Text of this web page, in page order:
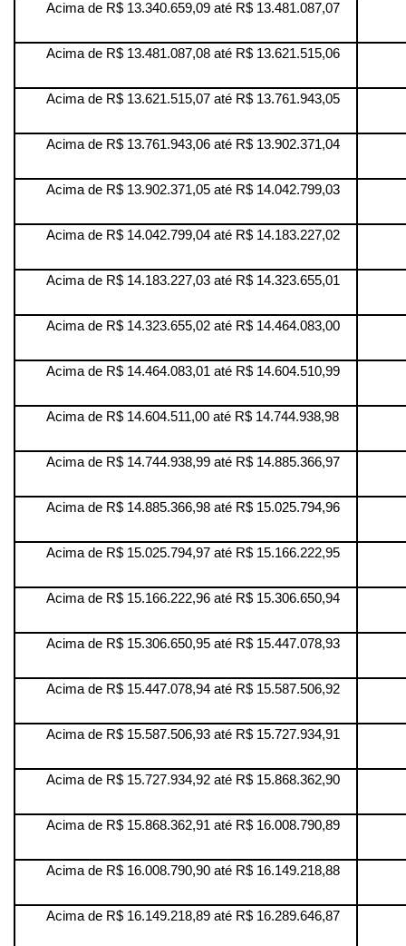
Acima de R$ 13.340.659,09 até R$ 13.481.087,07
Acima de R$ 13.481.087,08 até R$ 13.621.515,06
Acima de R$ 13.621.515,07 até R$ 13.761.943,05
Acima de R$ 13.761.943,06 até R$ 13.902.371,04
Acima de R$ 13.902.371,05 até R$ 14.042.799,03
Acima de R$ 14.042.799,04 até R$ 14.183.227,02
Acima de R$ 14.183.227,03 até R$ 14.323.655,01
Acima de R$ 14.323.655,02 até R$ 14.464.083,00
Acima de R$ 14.464.083,01 até R$ 14.604.510,99
Acima de R$ 14.604.511,00 até R$ 14.744.938,98
Acima de R$ 14.744.938,99 até R$ 14.885.366,97
Acima de R$ 14.885.366,98 até R$ 15.025.794,96
Acima de R$ 15.025.794,97 até R$ 15.166.222,95
Acima de R$ 15.166.222,96 até R$ 15.306.650,94
Acima de R$ 15.306.650,95 até R$ 15.447.078,93
Acima de R$ 15.447.078,94 até R$ 15.587.506,92
Acima de R$ 15.587.506,93 até R$ 15.727.934,91
Acima de R$ 15.727.934,92 até R$ 15.868.362,90
Acima de R$ 15.868.362,91 até R$ 16.008.790,89
Acima de R$ 16.008.790,90 até R$ 16.149.218,88
Acima de R$ 16.149.218,89 até R$ 16.289.646,87